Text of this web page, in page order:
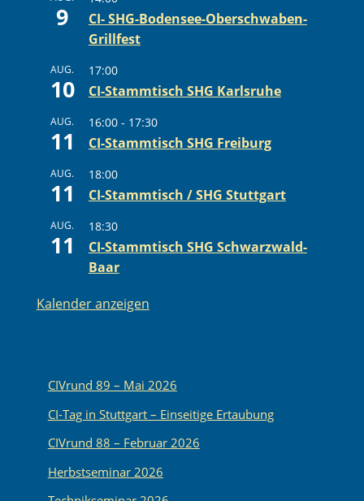
9
CI- SHG-Bodensee-Oberschwaben-
Grillfest
AUG.
10
17:00
CI-Stammtisch SHG Karlsruhe
AUG.
11
16:00- 17:30
CI-Stammtisch SHG Freiburg
AUG.
11
18:00
CI-Stammtisch / SHG Stuttgart
AUG.
11
18:30
CI-Stammtisch SHG Schwarzwald-
Baar
Kalender anzeigen
CIVrund 89 – Mai 2026
CI-Tag in Stuttgart – Einseitige Ertaubung
CIVrund 88 – Februar 2026
Herbstseminar 2026